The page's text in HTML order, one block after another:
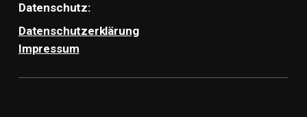
Datenschutz:
Datenschutzerklärung
Impressum